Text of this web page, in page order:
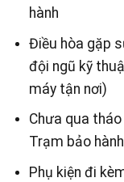
hành
Điều hòa gặp
đội ngũ kỹ
máy tận nơi)
Chưa qua
Trạm bảo
Phụ kiện đi